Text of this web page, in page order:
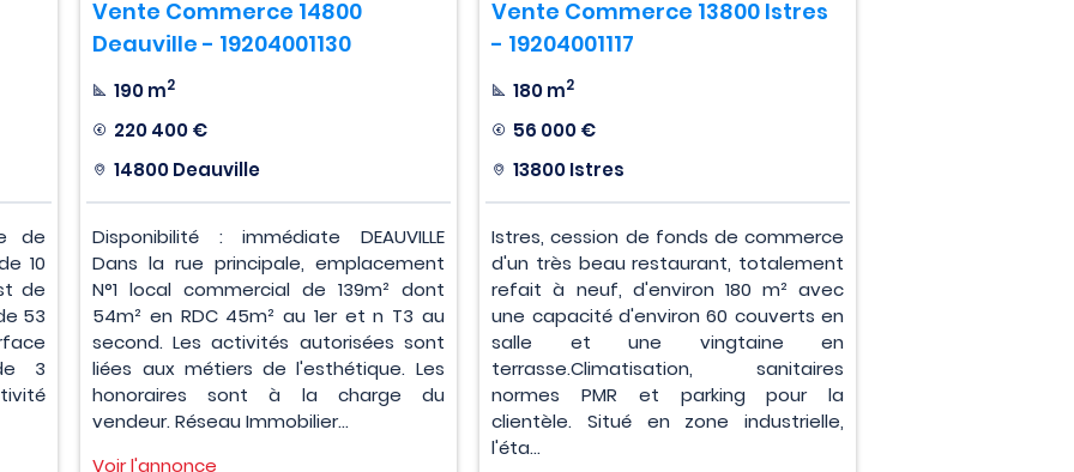
de
10
de
53
3
Vente Commerce 14800
Deauville - 19204001130
190 m2
220 400 €
14800 Deauville
Disponibilité : immédiate DEAUVILLE
Dans la rue principale, emplacement
N°1 local commercial de 139m² dont
54m² en RDC 45m² au 1er et n T3 au
second. Les activités autorisées sont
liées aux métiers de l'esthétique. Les
honoraires sont à la charge du
vendeur. Réseau Immobilier...
Voir l'annonce
Vente Commerce 13800 Istres
- 19204001117
180 m2
56 000 €
13800 Istres
Istres, cession de fonds de commerce
d'un très beau restaurant, totalement
refait à neuf, d'environ 180 m² avec
une capacité d'environ 60 couverts en
salle et une vingtaine en
terrasse.Climatisation, sanitaires
normes PMR et parking pour la
clientèle. Situé en zone industrielle,
l'éta...